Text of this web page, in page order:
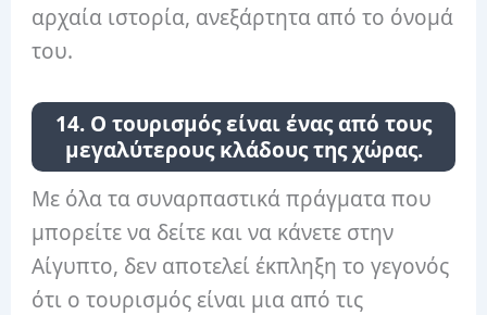
αρχαία ιστορία, ανεξάρτητα από το όνομά
του.
14. Ο τουρισμός είναι ένας από τους
μεγαλύτερους κλάδους της χώρας.
Με όλα τα συναρπαστικά πράγματα που
μπορείτε να δείτε και να κάνετε στην
Αίγυπτο, δεν αποτελεί έκπληξη το γεγονός
ότι ο τουρισμός είναι μια από τις